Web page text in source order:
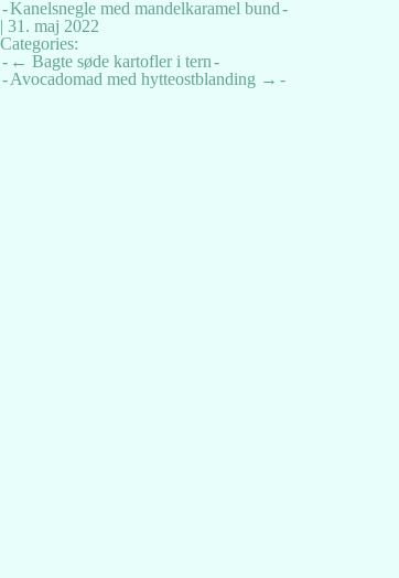
Kanelsnegle med mandelkaramel bund
| 31. maj 2022
Categories:
Indlægsnavigation
← Bagte søde kartofler i tern
Avocadomad med hytteostblanding →